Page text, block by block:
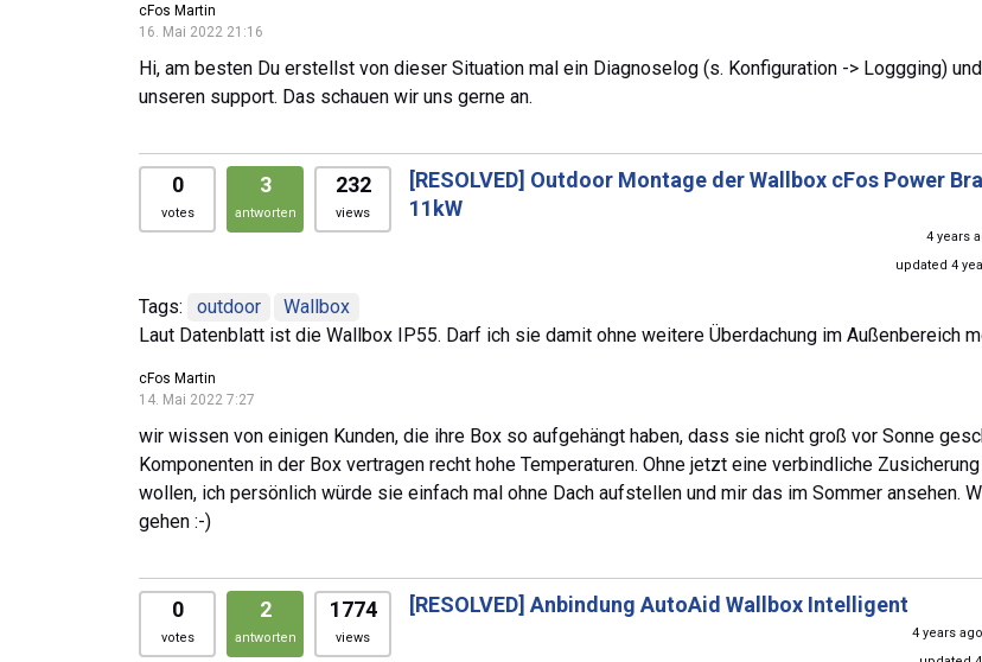
cFos Martin
16. Mai 2022 21:16
Hi, am besten Du erstellst von dieser Situation mal ein Diagnoselog (s. Konfiguration -> Loggging)
unseren support. Das schauen wir uns gerne an.
0
votes
3
antworten
232
views
[RESOLVED] Outdoor Montage der Wallbox cFos Power
11kW
4 years
updated 4
Tags: outdoor
Wallbox
Laut Datenblatt ist die Wallbox IP55. Darf ich sie damit ohne weitere Überdachung im Außenbereich
cFos Martin
14. Mai 2022 7:27
wir wissen von einigen Kunden, die ihre Box so aufgehängt haben, dass sie nicht groß vor Sonne
Komponenten in der Box vertragen recht hohe Temperaturen. Ohne jetzt eine verbindliche
wollen, ich persönlich würde sie einfach mal ohne Dach aufstellen und mir das im Sommer ansehen.
gehen :-)
0
votes
2
antworten
1774
views
[RESOLVED] Anbindung AutoAid Wallbox Intelligent
4 years